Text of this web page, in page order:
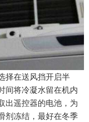
择在送风挡开启半
间将冷凝水留在机内
出遥控器的电池，为
剂冻结，最好在冬季